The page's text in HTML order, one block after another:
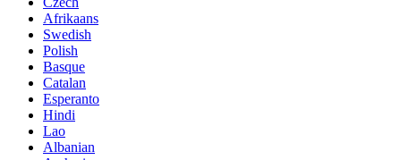
Afrikaans
Swedish
Polish
Basque
Catalan
Esperanto
Hindi
Lao
Albanian